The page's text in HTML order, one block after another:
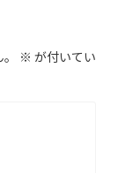
※ が付いてい